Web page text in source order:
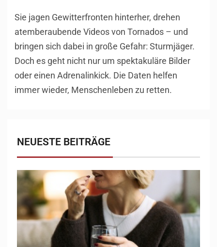
Sie jagen Gewitterfronten hinterher, drehen
atemberaubende Videos von Tornados – und
bringen sich dabei in große Gefahr: Sturmjäger.
Doch es geht nicht nur um spektakuläre Bilder
oder einen Adrenalinkick. Die Daten helfen
immer wieder, Menschenleben zu retten.
NEUESTE BEITRÄGE